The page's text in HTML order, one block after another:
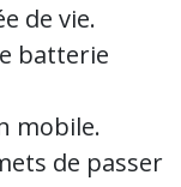
de vie.
batterie
mobile.
de passer